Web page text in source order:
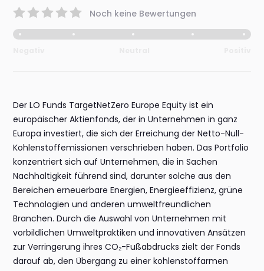
Noch keine Bewertungen
Der LO Funds TargetNetZero Europe Equity ist ein
europäischer Aktienfonds, der in Unternehmen in ganz
Europa investiert, die sich der Erreichung der Netto-Null-
Kohlenstoffemissionen verschrieben haben. Das Portfolio
konzentriert sich auf Unternehmen, die in Sachen
Nachhaltigkeit führend sind, darunter solche aus den
Bereichen erneuerbare Energien, Energieeffizienz, grüne
Technologien und anderen umweltfreundlichen
Branchen. Durch die Auswahl von Unternehmen mit
vorbildlichen Umweltpraktiken und innovativen Ansätzen
zur Verringerung ihres CO₂-Fußabdrucks zielt der Fonds
darauf ab, den Übergang zu einer kohlenstoffarmen